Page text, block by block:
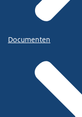
Documenten